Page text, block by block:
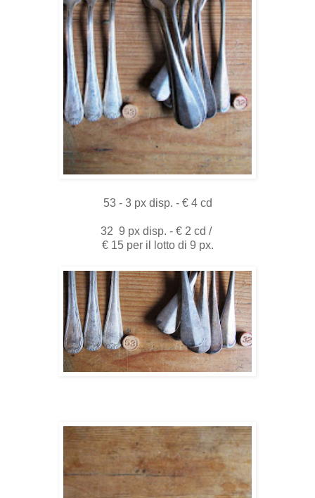
53 - 3 px disp. - € 4 cd
32 9 px disp. - € 2 cd /
€ 15 per il lotto di 9 px.